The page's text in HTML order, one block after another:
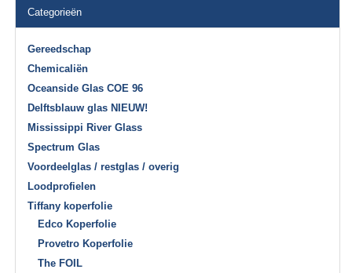
Categorieën
Gereedschap
Chemicaliën
Oceanside Glas COE 96
Delftsblauw glas NIEUW!
Mississippi River Glass
Spectrum Glas
Voordeelglas / restglas / overig
Loodprofielen
Tiffany koperfolie
Edco Koperfolie
Provetro Koperfolie
The FOIL